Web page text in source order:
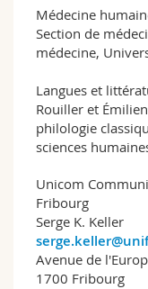
Médecine
Section de
médecine,
Langues et
Rouiller et
philologie
sciences
Unicom
Fribourg
Serge K. Keller
Avenue de
1700 Fribourg